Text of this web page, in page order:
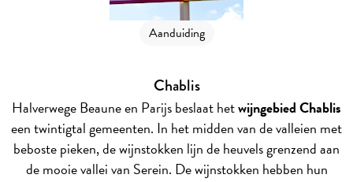
Aanduiding
Chablis
Halverwege Beaune en Parijs beslaat hetwijngebied Chablis
een twintigtal gemeenten. In het midden van de valleien met
beboste pieken, de wijnstokken lijn de heuvels grenzend aan
de mooie vallei van Serein. De wijnstokken hebben hun